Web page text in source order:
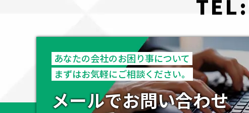
TEL:
あなたの会社のお困り事について
まずはお気軽にご相談ください。
メールでお問い合わせ